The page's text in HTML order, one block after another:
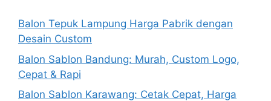
Balon Tepuk Lampung Harga Pabrik dengan
Desain Custom
Balon Sablon Bandung: Murah, Custom Logo,
Cepat & Rapi
Balon Sablon Karawang: Cetak Cepat, Harga